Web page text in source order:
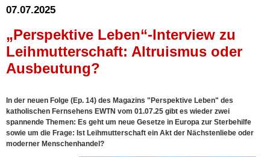
07.07.2025
„Perspektive Leben“-Interview zu
Leihmutterschaft: Altruismus oder
Ausbeutung?
In der neuen Folge (Ep. 14) des Magazins "Perspektive Leben" des
katholischen Fernsehens EWTN vom 01.07.25 gibt es wieder zwei
spannende Themen: Es geht um neue Gesetze in Europa zur Sterbehilfe
sowie um die Frage: Ist Leihmutterschaft ein Akt der Nächstenliebe oder
moderner Menschenhandel?